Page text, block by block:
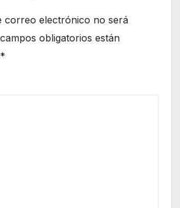
correo electrónico no será
obligatorios están
*